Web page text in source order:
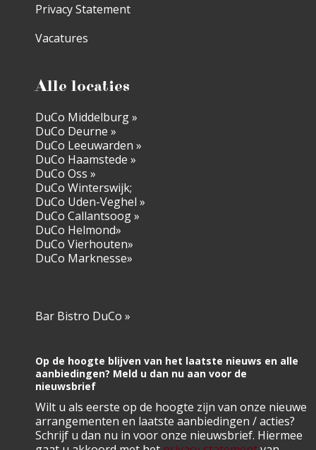
Privacy Statement
​Vacatures
Alle locaties
DuCo Middelburg »
DuCo Deurne »
DuCo Leeuwarden »
DuCo Haamstede »
DuCo Oss »
DuCo Winterswijk;
DuCo Uden-Veghel »
DuCo Callantsoog »
DuCo Helmond»
DuCo Vierhouten»
DuCo Marknesse»
Bar Bistro DuCo »
Op de hoogte blijven van het laatste nieuws en alle
aanbiedingen? Meld u dan nu aan voor de
nieuwsbrief
Wilt u als eerste op de hoogte zijn van onze nieuwe
arrangementen en laatste aanbiedingen / acties?
Schrijf u dan nu in voor onze nieuwsbrief. Hiermee